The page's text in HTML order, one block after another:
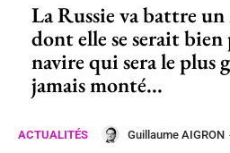
La Russie va battre
dont elle se serait bien
navire qui sera le plus
jamais monté...
ACTUALITÉS Guillaume AIGRON